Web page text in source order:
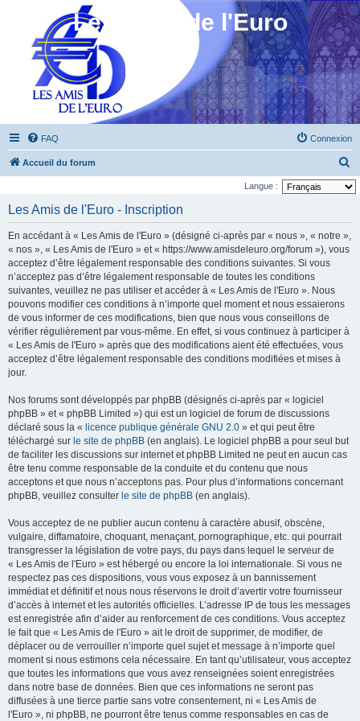
Les Amis de l'Euro
FAQ Connexion
Accueil du forum
e
Langue :
Les Amis de l'Euro - Inscription
En accédant à « Les Amis de l'Euro » (désigné ci-après par « nous », « notre »,
« nos », « Les Amis de l'Euro » et « https://www.amisdeleuro.org/forum »), vous
acceptez d’être légalement responsable des conditions suivantes. Si vous
n’acceptez pas d’être légalement responsable de toutes les conditions
suivantes, veuillez ne pas utiliser et accéder à « Les Amis de l'Euro ». Nous
pouvons modifier ces conditions à n’importe quel moment et nous essaierons
de vous informer de ces modifications, bien que nous vous conseillons de
vérifier régulièrement par vous-même. En effet, si vous continuez à participer à
« Les Amis de l'Euro » après que des modifications aient été effectuées, vous
acceptez d’être légalement responsable des conditions modifiées et mises à
jour.
Nos forums sont développés par phpBB (désignés ci-après par « logiciel
phpBB » et « phpBB Limited ») qui est un logiciel de forum de discussions
déclaré sous la « licence publique générale GNU 2.0 » et qui peut être
téléchargé sur le site de phpBB (en anglais). Le logiciel phpBB a pour seul but
de faciliter les discussions sur internet et phpBB Limited ne peut en aucun cas
être tenu comme responsable de la conduite et du contenu que nous
acceptons et que nous n’acceptons pas. Pour plus d’informations concernant
phpBB, veuillez consulter le site de phpBB (en anglais).
Vous acceptez de ne publier aucun contenu à caractère abusif, obscène,
vulgaire, diffamatoire, choquant, menaçant, pornographique, etc. qui pourrait
transgresser la législation de votre pays, du pays dans lequel le serveur de
« Les Amis de l'Euro » est hébergé ou encore la loi internationale. Si vous ne
respectez pas ces dispositions, vous vous exposez à un bannissement
immédiat et définitif et nous nous réservons le droit d’avertir votre fournisseur
d’accès à internet et les autorités officielles. L’adresse IP de tous les messages
est enregistrée afin d’aider au renforcement de ces conditions. Vous acceptez
le fait que « Les Amis de l'Euro » ait le droit de supprimer, de modifier, de
déplacer ou de verrouiller n’importe quel sujet et message à n’importe quel
moment si nous estimons cela nécessaire. En tant qu’utilisateur, vous acceptez
que toutes les informations que vous avez renseignées soient enregistrées
dans notre base de données. Bien que ces informations ne seront pas
diffusées à une tierce partie sans votre consentement, ni « Les Amis de
l'Euro », ni phpBB, ne pourront être tenus comme responsables en cas de